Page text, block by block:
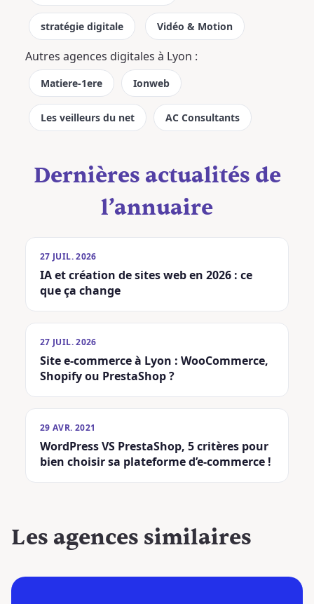
stratégie digitale Vidéo & Motion
Autres agences digitales à Lyon :
Matiere-1ere Ionweb
Les veilleurs du net AC Consultants
Dernières actualités de
l’annuaire
27 JUIL. 2026
IA et création de sites web en 2026 : ce
que ça change
27 JUIL. 2026
Site e-commerce à Lyon : WooCommerce,
Shopify ou PrestaShop ?
29 AVR. 2021
WordPress VS PrestaShop, 5 critères pour
bien choisir sa plateforme d’e-commerce !
Les agences similaires